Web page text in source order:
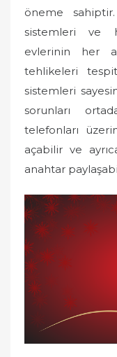
öneme
sistemleri ve
evlerinin her
tehlikeleri
sistemleri
sorunları
telefonları
açabilir ve
anahtar